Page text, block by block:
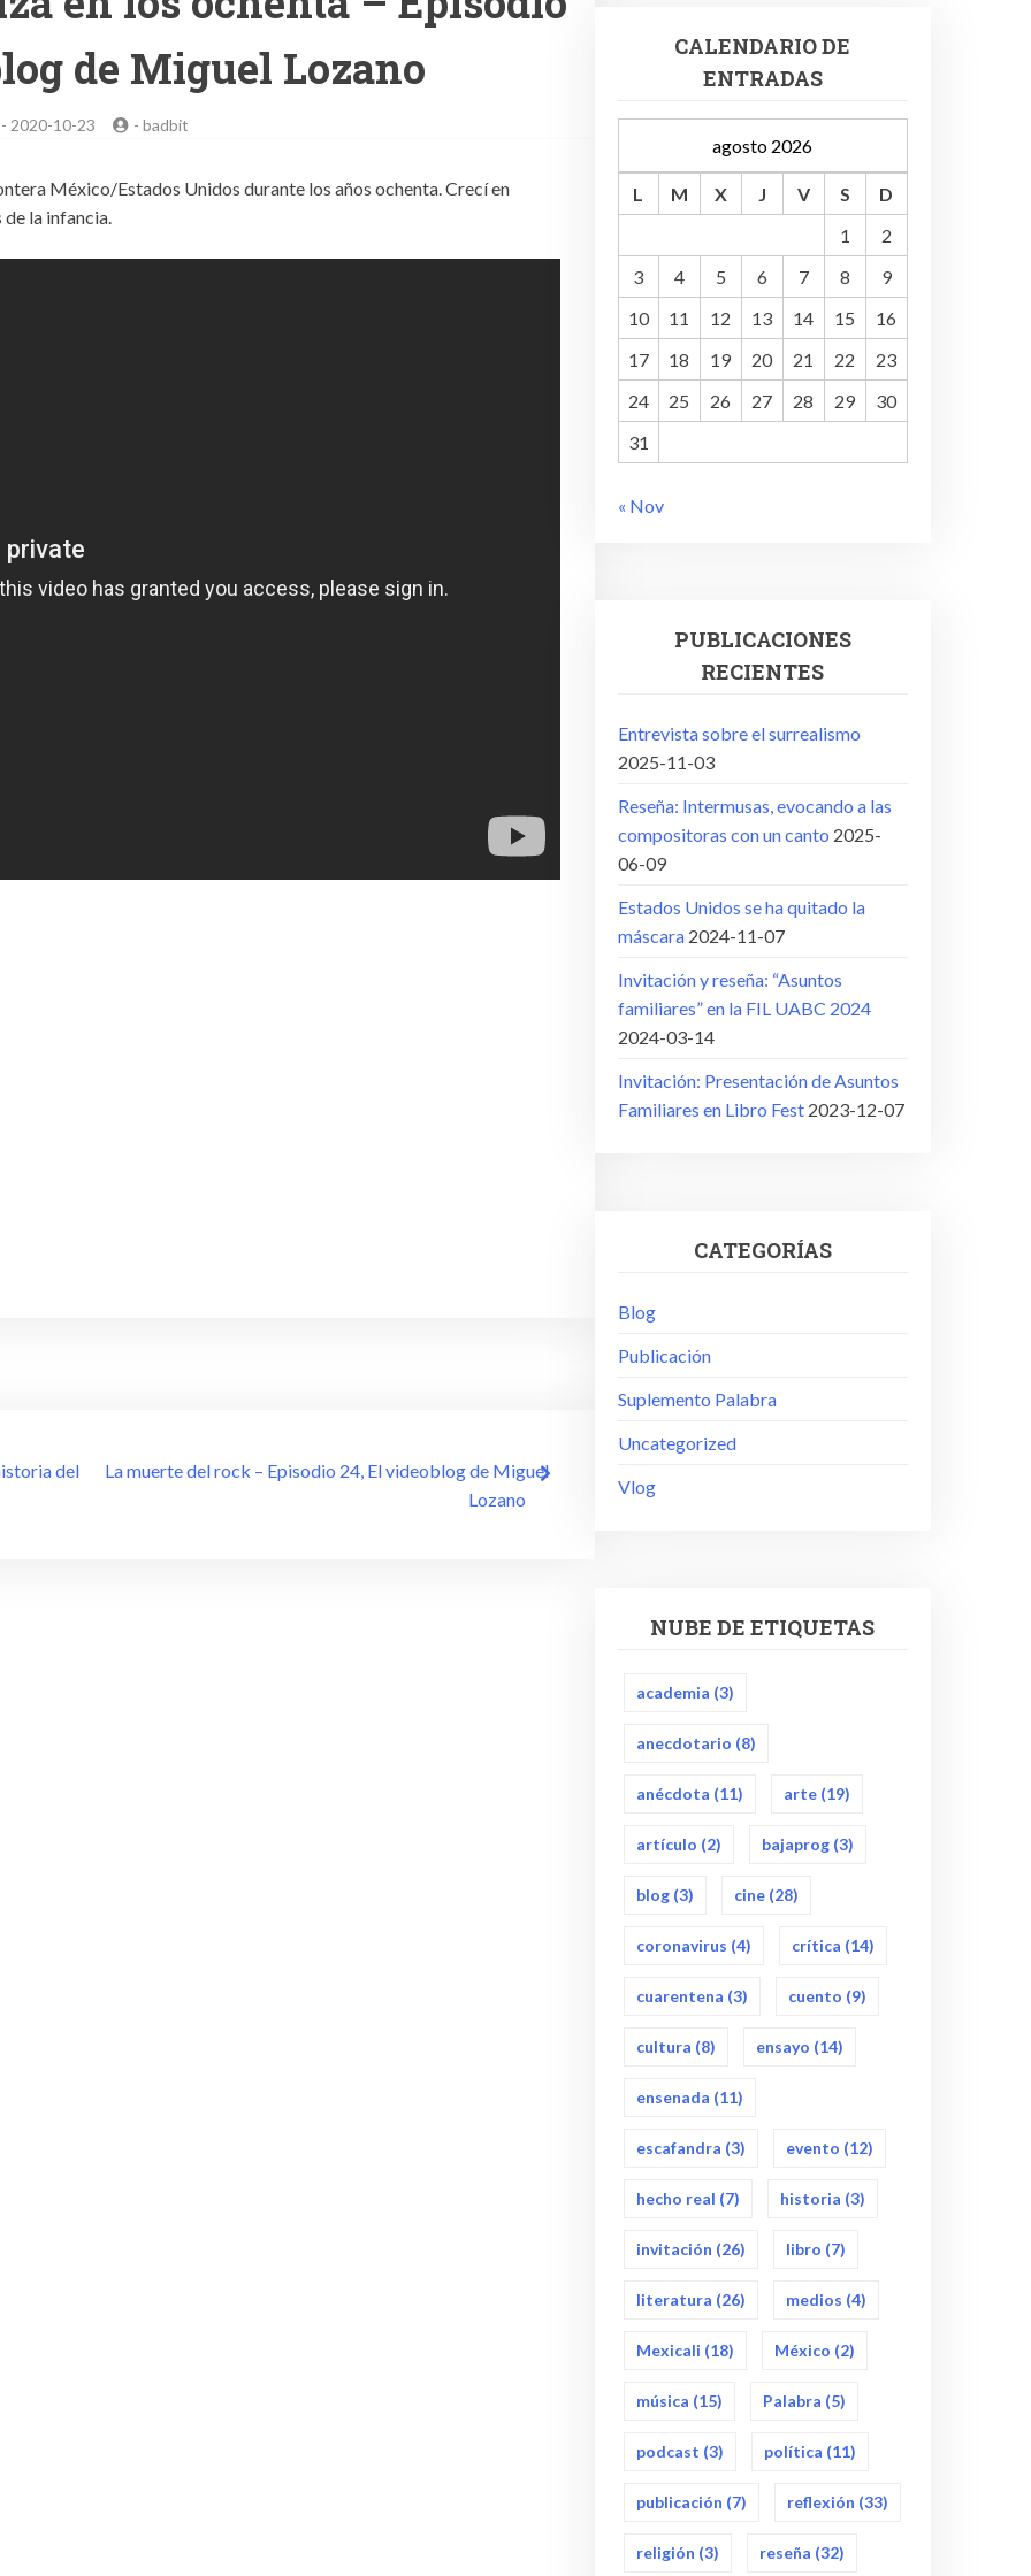
de Miguel Lozano
- 2020-10-23 - badbit
México/Estados Unidos durante los años ochenta. Crecí en
la infancia.
del
La muerte del rock – Episodio 24, El videoblog de Miguel
Lozano
CALENDARIO DE
ENTRADAS
agosto 2026
L M X J V S
D
1
2
3
4 5 6 7 8
9
10
11 12 13 14 15
16
17
18 19 20 21 22
23
24
25 26 27 28 29
30
31
« Nov
PUBLICACIONES
RECIENTES
Entrevista sobre el surrealismo
2025-11-03
Reseña: Intermusas, evocando a las
compositoras con un canto 2025-
06-09
Estados Unidos se ha quitado la
máscara 2024-11-07
Invitación y reseña: “Asuntos
familiares” en la FIL UABC 2024
2024-03-14
Invitación: Presentación de Asuntos
Familiares en Libro Fest 2023-12-07
CATEGORÍAS
Blog
Publicación
Suplemento Palabra
Uncategorized
Vlog
NUBE DE ETIQUETAS
academia (3)
anecdotario (8)
anécdota (11) arte(19)
artículo (2) bajaprog(3)
blog(3) cine(28)
coronavirus (4) crítica (14)
cuarentena (3) cuento (9)
cultura (8) ensayo (14)
ensenada (11)
escafandra (3) evento (12)
hecho real (7) historia (3)
invitación (26) libro (7)
literatura (26) medios (4)
Mexicali (18) México (2)
música (15) Palabra (5)
podcast (3) política (11)
publicación (7) reflexión (33)
religión (3) reseña (32)